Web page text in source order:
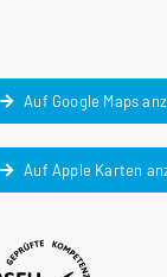
Auf Google Maps
Auf Apple Karten